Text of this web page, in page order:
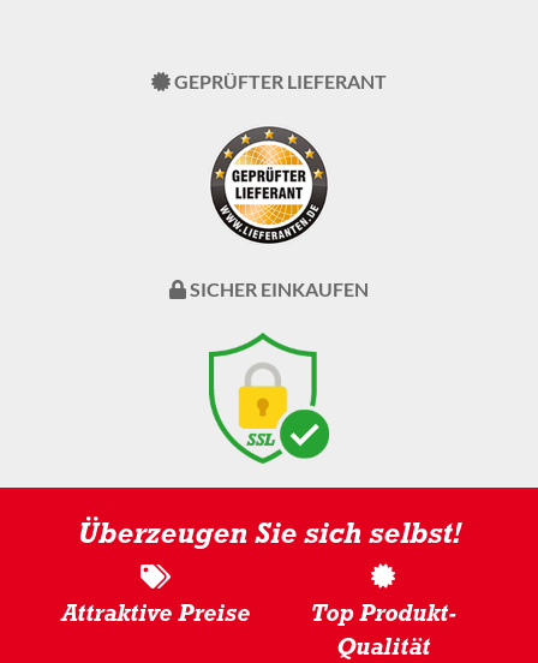
GEPRÜFTER LIEFERANT
SICHER EINKAUFEN
Überzeugen Sie sich selbst!
Attraktive Preise
Top Produkt-
Qualität